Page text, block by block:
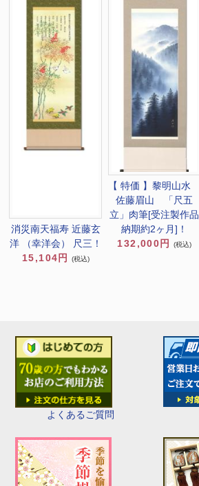
よくあるご質問
消災南天福寿 近藤玄
洋 （幸洋会） 尺三！
15,104円
(税込)
【 特価 】黎明山水
佐藤眉山 「尺五
立」肉筆[受注製作品
納期約2ヶ月]！
132,000円
(税込)